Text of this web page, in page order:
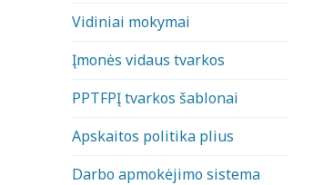
Vidiniai mokymai
Įmonės vidaus tvarkos
PPTFPĮ tvarkos šablonai
Apskaitos politika plius
Darbo apmokėjimo sistema